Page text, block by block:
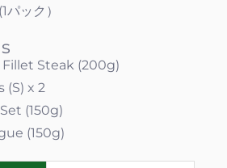
パック）
Steak (200g)
(S) x 2
(150g)
(150g)